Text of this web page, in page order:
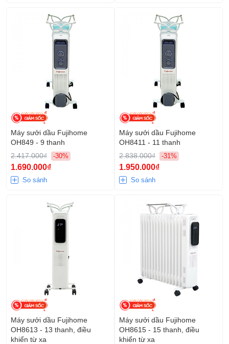
Máy sưởi dầu Fujihome
OH849 - 9 thanh
2.417.000₫
-30%
1.690.000₫
So sánh
Máy sưởi dầu Fujihome
OH8411 - 11 thanh
2.838.000₫
-31%
1.950.000₫
So sánh
Máy sưởi dầu Fujihome
OH8613 - 13 thanh, điều
khiển từ xa
Máy sưởi dầu Fujihome
OH8615 - 15 thanh, điều
khiển từ xa